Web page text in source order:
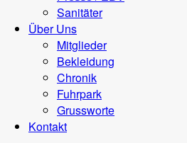
Sanitäter
Über Uns
Mitglieder
Bekleidung
Chronik
Fuhrpark
Grussworte
Kontakt